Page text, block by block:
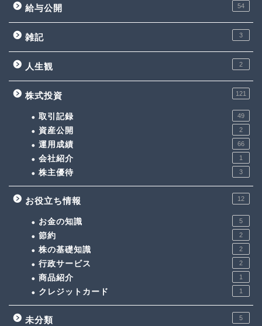
給与公開 54
雑記 3
人生観 2
株式投資 121
取引記録 49
資産公開 2
運用成績 66
会社紹介 1
株主優待 3
お役立ち情報 12
お金の知識 5
節約 2
株の基礎知識 2
行政サービス 2
商品紹介 1
クレジットカード 1
未分類 5